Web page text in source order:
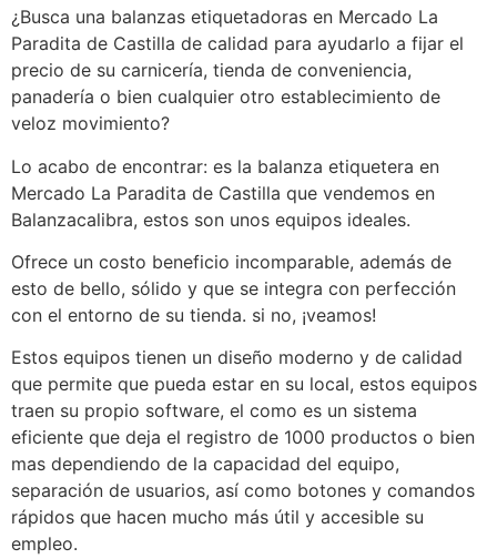
¿Busca una balanzas etiquetadoras en Mercado La
Paradita de Castilla de calidad para ayudarlo a fijar el
precio de su carnicería, tienda de conveniencia,
panadería o bien cualquier otro establecimiento de
veloz movimiento?
Lo acabo de encontrar: es la balanza etiquetera en
Mercado La Paradita de Castilla que vendemos en
Balanzacalibra, estos son unos equipos ideales.
Ofrece un costo beneficio incomparable, además de
esto de bello, sólido y que se integra con perfección
con el entorno de su tienda. si no, ¡veamos!
Estos equipos tienen un diseño moderno y de calidad
que permite que pueda estar en su local, estos equipos
traen su propio software, el como es un sistema
eficiente que deja el registro de 1000 productos o bien
mas dependiendo de la capacidad del equipo,
separación de usuarios, así como botones y comandos
rápidos que hacen mucho más útil y accesible su
empleo.